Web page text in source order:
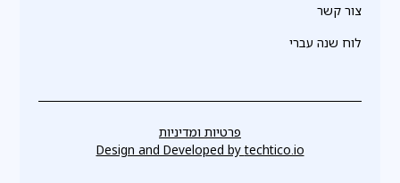
צור קשר
לוח שנה עברי
פרטיות ומדיניות
Design and Developed bytechtico.io